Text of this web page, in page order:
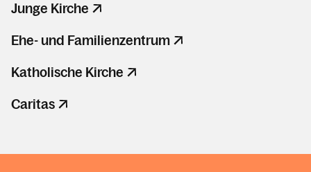
Junge Kirche
Ehe- und Familienzentrum
Katholische Kirche
Caritas